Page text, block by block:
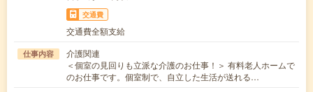
交通費
交通費全額支給
仕事内容
介護関連
＜個室の見回りも立派な介護のお仕事！＞ 有料老人ホームで
のお仕事です。個室制で、自立した生活が送れる…